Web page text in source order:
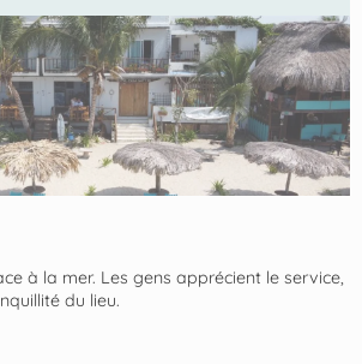
à la mer. Les gens apprécient le service,
du lieu.